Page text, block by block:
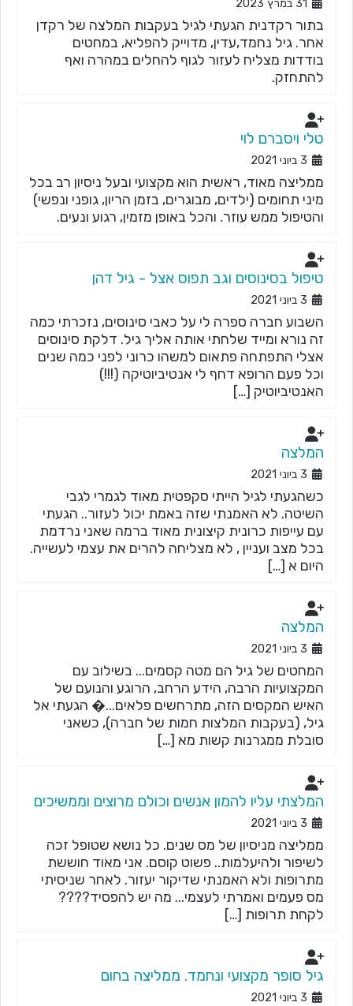
31 במרץ 2023
בתור רקדנית הגעתי לגיל בעקבות המלצה של רקדן
אחר. גיל נחמד,עדין, מדוייק להפליא, במחטים
בודדות מצליח לעזור לגוף להחלים במהרה ואף
להתחזק.
טלי ויסברם לוי
3 ביוני 2021
ממליצה מאוד, ראשית הוא מקצועי ובעל ניסיון רב בכל
מיני תחומים (ילדים, מבוגרים, בזמן הריון, גופני ונפשי)
והטיפול ממש עוזר. והכל באופן מזמין, רגוע ונעים.
טיפול בסינוסים וגב תפוס אצל - גיל דהן
3 ביוני 2021
השבוע חברה ספרה לי על כאבי סינוסים, נזכרתי כמה
זה נורא ומייד שלחתי אותה אליך גיל. דלקת סינוסים
אצלי התפתחה פתאום למשהו כרוני לפני כמה שנים
וכל פעם הרופא דחף לי אנטיביוטיקה (!!!)
האנטיביוטיק […]
המלצה
3 ביוני 2021
כשהגעתי לגיל הייתי סקפטית מאוד לגמרי לגבי
השיטה. לא האמנתי שזה באמת יכול לעזור.. הגעתי
עם עייפות כרונית קיצונית מאוד ברמה שאני נרדמת
בכל מצב ועניין , לא מצליחה להרים את עצמי לעשייה.
היום א […]
המלצה
3 ביוני 2021
המחטים של גיל הם מטה קסמים... בשילוב עם
המקצועיות הרבה, הידע הרחב, הרוגע והנועם של
האיש המקסים הזה, מתרחשים פלאים...� הגעתי אל
גיל, (בעקבות המלצות חמות של חברה), כשאני
סובלת ממגרנות קשות מא […]
המלצתי עליו להמון אנשים וכולם מרוצים וממשיכים
3 ביוני 2021
ממליצה מניסיון של מס שנים. כל נושא שטופל זכה
לשיפור ולהיעלמות.. פשוט קוסם. אני מאוד חוששת
מתרופות ולא האמנתי שדיקור יעזור. לאחר שניסיתי
מס פעמים ואמרתי לעצמי... מה יש להפסיד????
לקחת תרופות […]
גיל סופר מקצועי ונחמד. ממליצה בחום
3 ביוני 2021